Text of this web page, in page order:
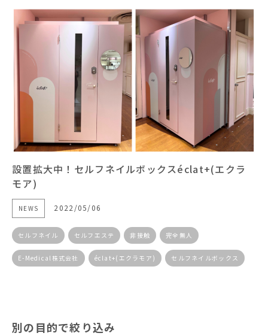
設置拡大中！セルフネイルボックスéclat+(エクラ
モア)
NEWS 2022/05/06
セルフネイル セルフエステ ⾮接触 完全無⼈
E-Medical株式会社 éclat+(エクラモア) セルフネイルボックス
別の目的で絞り込み